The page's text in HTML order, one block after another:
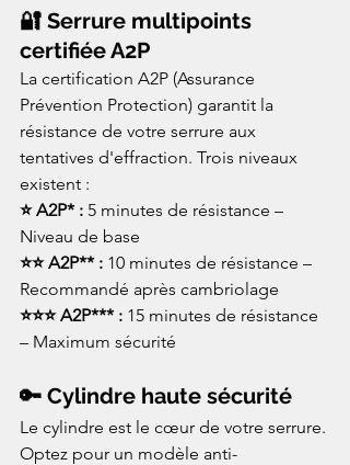
🔐 Serrure multipoints
certifiée A2P
La certification A2P (Assurance
Prévention Protection) garantit la
résistance de votre serrure aux
tentatives d'effraction. Trois niveaux
existent :
⭐ A2P* : 5 minutes de résistance –
Niveau de base
⭐⭐ A2P** : 10 minutes de résistance –
Recommandé après cambriolage
⭐⭐⭐ A2P*** : 15 minutes de résistance
– Maximum sécurité
🔑 Cylindre haute sécurité
Le cylindre est le cœur de votre serrure.
Optez pour un modèle anti-